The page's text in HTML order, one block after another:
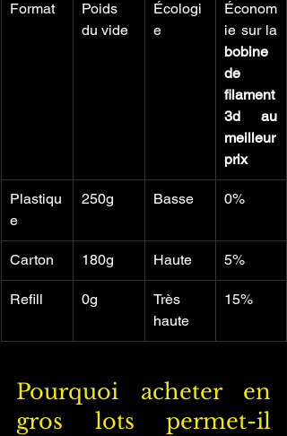
Format
Poids
du vide
Écologi
e
Économ
bobine
de
filament
3d au
meilleur
prix
Plastiqu
e
250g Basse 0%
Carton 180g Haute 5%
Refill 0g
Très
haute
15%
Pourquoi acheter en
gros lots permet-il